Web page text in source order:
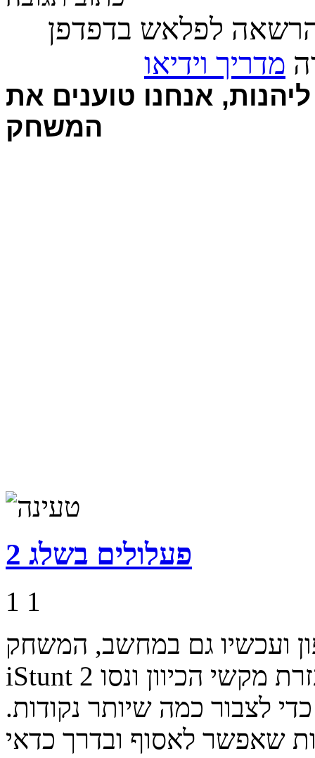
לפלאש בדפדפן
מדריך וידיאו
אנחנו טוענים את
המשחק
פעלולים בשלג 2
1 1
ועכשיו גם במחשב, המשחק
iStunt 2 הוא פשוט ומהנה - שחקו בעזרת מקשי הכיוון ונסו
לצבור כמה שיותר נקודות.
שאפשר לאסוף ובדרך כדאי